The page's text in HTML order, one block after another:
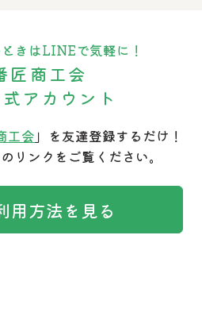
きはLINEで気軽に！
匠商工会
アカウント
工会 」を友達登録するだけ！
リンクをご覧ください。
用方法を見る